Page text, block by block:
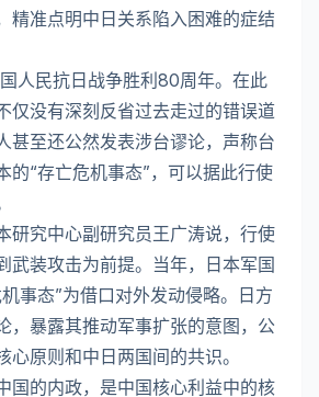
精准点明中日关系陷入困难的症结
民抗日战争胜利80周年。在此
仅没有深刻反省过去走过的错误道
甚至还公然发表涉台谬论，声称台
的“存亡危机事态”，可以据此行使
究中心副研究员王广涛说，行使
武装攻击为前提。当年，日本军国
事态”为借口对外发动侵略。日方
，暴露其推动军事扩张的意图，公
心原则和中日两国间的共识。
的内政，是中国核心利益中的核